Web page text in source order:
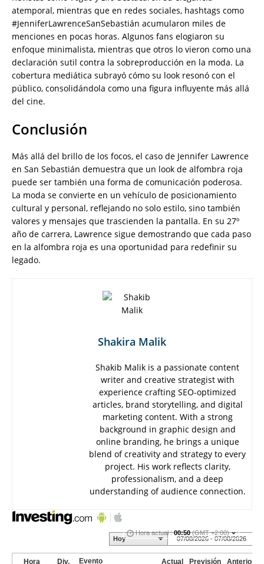
atemporal, mientras que en redes sociales, hashtags como
#JenniferLawrenceSanSebastián acumularon miles de
menciones en pocas horas. Algunos fans elogiaron su
enfoque minimalista, mientras que otros lo vieron como una
declaración sutil contra la sobreproducción en la moda. La
cobertura mediática subrayó cómo su look resonó con el
público, consolidándola como una figura influyente más allá
del cine.
Conclusión
Más allá del brillo de los focos, el caso de Jennifer Lawrence
en San Sebastián demuestra que un look de alfombra roja
puede ser también una forma de comunicación poderosa.
La moda se convierte en un vehículo de posicionamiento
cultural y personal, reflejando no solo estilo, sino también
valores y mensajes que trascienden la pantalla. En su 27º
año de carrera, Lawrence sigue demostrando que cada paso
en la alfombra roja es una oportunidad para redefinir su
legado.
Shakira Malik
Shakib Malik is a passionate content
writer and creative strategist with
experience crafting SEO-optimized
articles, brand storytelling, and digital
marketing content. With a strong
background in graphic design and
online branding, he brings a unique
blend of creativity and strategy to every
project. His work reflects clarity,
professionalism, and a deep
understanding of audience connection.